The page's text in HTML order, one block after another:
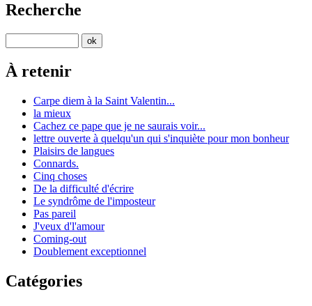
Recherche
À retenir
Carpe diem à la Saint Valentin...
la mieux
Cachez ce pape que je ne saurais voir...
lettre ouverte à quelqu'un qui s'inquiète pour mon bonheur
Plaisirs de langues
Connards.
Cinq choses
De la difficulté d'écrire
Le syndrôme de l'imposteur
Pas pareil
J'veux d'l'amour
Coming-out
Doublement exceptionnel
Catégories